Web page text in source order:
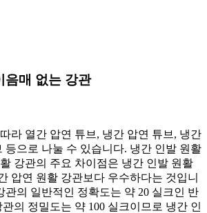
음매 없는 강관
라 열간 압연 튜브, 냉간 압연 튜브, 냉간
등으로 나눌 수 있습니다. 냉간 인발 원활
강관의 주요 차이점은 냉간 인발 원활
압연 원활 강관보다 우수하다는 것입니
관의 일반적인 정확도는 약 20 실크인 반
의 정밀도는 약 100 실크이므로 냉간 인